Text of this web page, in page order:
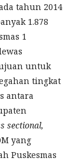
tahun 2014
1.878
1
untuk
tingkat
antara
sectional,
yang
Puskesmas